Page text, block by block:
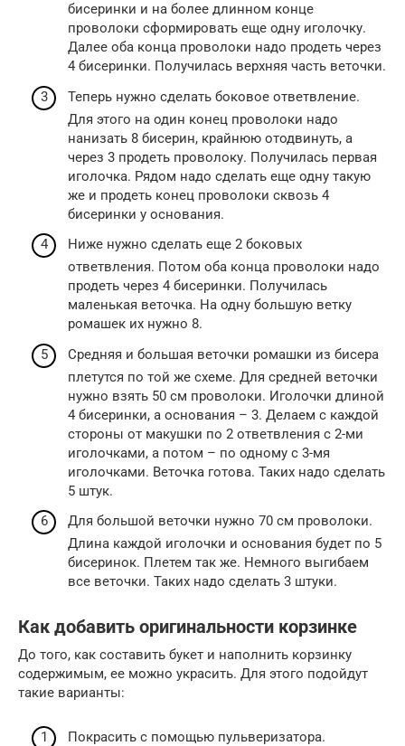
бисеринки и на более длинном конце
проволоки сформировать еще одну иголочку.
Далее оба конца проволоки надо продеть через
4 бисеринки. Получилась верхняя часть веточки.
Теперь нужно сделать боковое ответвление.
Для этого на один конец проволоки надо
нанизать 8 бисерин, крайнюю отодвинуть, а
через 3 продеть проволоку. Получилась первая
иголочка. Рядом надо сделать еще одну такую
же и продеть конец проволоки сквозь 4
бисеринки у основания.
Ниже нужно сделать еще 2 боковых
ответвления. Потом оба конца проволоки надо
продеть через 4 бисеринки. Получилась
маленькая веточка. На одну большую ветку
ромашек их нужно 8.
Средняя и большая веточки ромашки из бисера
плетутся по той же схеме. Для средней веточки
нужно взять 50 см проволоки. Иголочки длиной
4 бисеринки, а основания – 3. Делаем с каждой
стороны от макушки по 2 ответвления с 2-ми
иголочками, а потом – по одному с 3-мя
иголочками. Веточка готова. Таких надо сделать
5 штук.
Для большой веточки нужно 70 см проволоки.
Длина каждой иголочки и основания будет по 5
бисеринок. Плетем так же. Немного выгибаем
все веточки. Таких надо сделать 3 штуки.
Как добавить оригинальности корзинке
До того, как составить букет и наполнить корзинку
содержимым, ее можно украсить. Для этого подойдут
такие варианты:
Покрасить с помощью пульверизатора.